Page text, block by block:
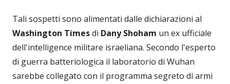
Tali sospetti sono alimentati dalle dichiarazioni al
Washington Timesdi Dany Shoham un ex ufficiale
dell'intelligence militare israeliana. Secondo l'esperto
di guerra batteriologica il laboratorio di Wuhan
sarebbe collegato con il programma segreto di armi